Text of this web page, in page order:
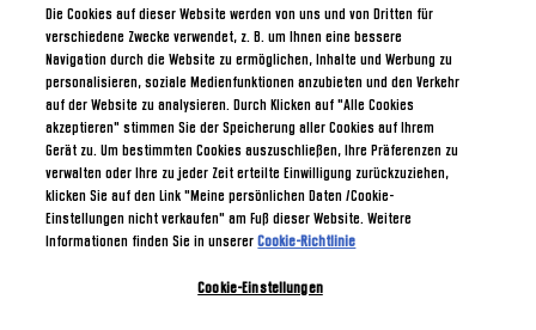
Die Cookies auf dieser Website werden von uns und von Dritten für
verschiedene Zwecke verwendet, z. B. um Ihnen eine bessere
Navigation durch die Website zu ermöglichen, Inhalte und Werbung zu
personalisieren, soziale Medienfunktionen anzubieten und den Verkehr
auf der Website zu analysieren. Durch Klicken auf "Alle Cookies
akzeptieren" stimmen Sie der Speicherung aller Cookies auf Ihrem
Gerät zu. Um bestimmten Cookies auszuschließen, Ihre Präferenzen zu
verwalten oder Ihre zu jeder Zeit erteilte Einwilligung zurückzuziehen,
klicken Sie auf den Link "Meine persönlichen Daten /Cookie-
Einstellungen nicht verkaufen" am Fuß dieser Website. Weitere
Informationen finden Sie in unsererCookie-Richtlinie
Cookie-Einstellungen